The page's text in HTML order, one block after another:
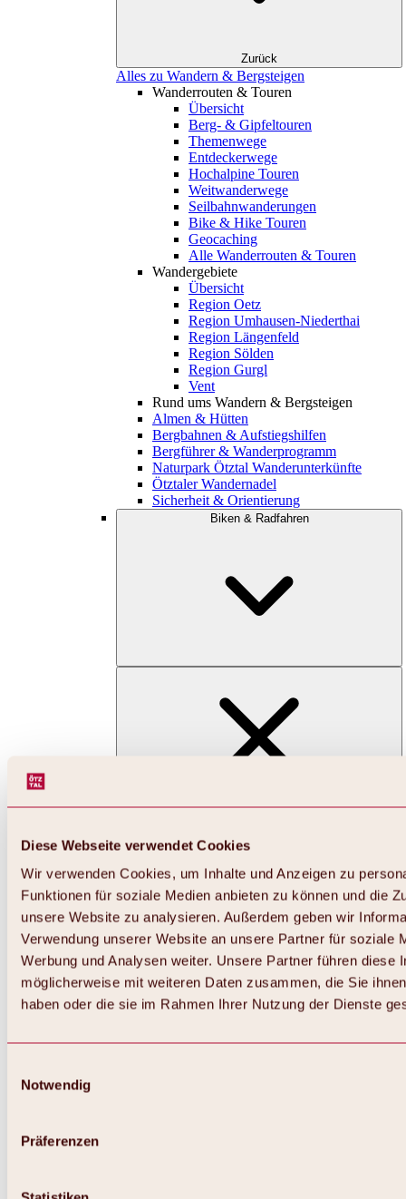
Diese Webseite verwendet Cookies
Wir verwenden Cookies, um Inhalte und Anzeigen zu
Funktionen für soziale Medien anbieten zu können und die
unsere Website zu analysieren. Außerdem geben wir
Verwendung unserer Website an unsere Partner für soziale
Werbung und Analysen weiter. Unsere Partner führen diese
möglicherweise mit weiteren Daten zusammen, die Sie
haben oder die sie im Rahmen Ihrer Nutzung der Dienste
Notwendig
Präferenzen
Zurück
Alles zu Wandern & Bergsteigen
Wanderrouten & Touren
Übersicht
Berg- & Gipfeltouren
Themenwege
Entdeckerwege
Hochalpine Touren
Weitwanderwege
Seilbahnwanderungen
Bike & Hike Touren
Geocaching
Alle Wanderrouten & Touren
Wandergebiete
Übersicht
Region Oetz
Region Umhausen-Niederthai
Region Längenfeld
Region Sölden
Region Gurgl
Vent
Rund ums Wandern & Bergsteigen
Almen & Hütten
Bergbahnen & Aufstiegshilfen
Bergführer & Wanderprogramm
Naturpark Ötztal Wanderunterkünfte
Ötztaler Wandernadel
Sicherheit & Orientierung
Biken & Radfahren